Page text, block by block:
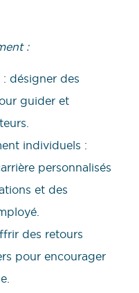
:
désigner des
guider et
individuels :
personnalisés
et des
des retours
pour encourager